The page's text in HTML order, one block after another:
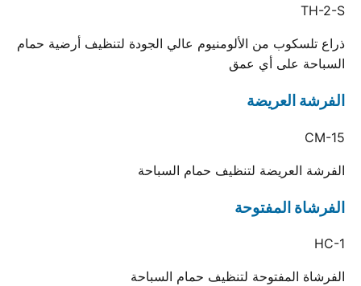
TH-2-S
ذراع تلسكوب من الألومنيوم عالي الجودة لتنظيف أرضية حمام
السباحة على أي عمق
الفرشة العريضة
CM-15
الفرشة العريضة لتنظيف حمام السباحة
الفرشاة المفتوحة
HC-1
الفرشاة المفتوحة لتنظيف حمام السباحة